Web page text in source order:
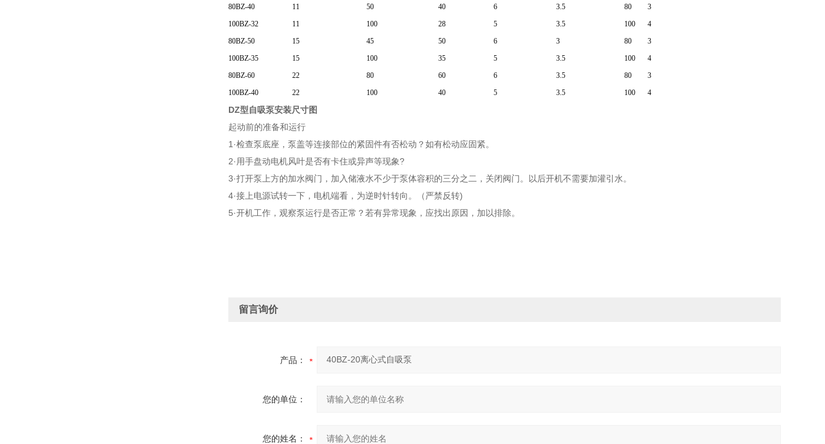
80BZ-40
11 50 40 6 3.5 80
3
100BZ-32
11 100 28 5 3.5 100
4
80BZ-50
15 45 50 6 3 80
3
100BZ-35
15 100 35 5 3.5 100
4
80BZ-60
22 80 60 6 3.5 80
3
100BZ-40
22 100 40 5 3.5 100 4
DZ型自吸泵安装尺寸图
起动前的准备和运行
1·检查泵底座，泵盖等连接部位的紧固件有否松动？如有松动应固紧。
2·用手盘动电机风叶是否有卡住或异声等现象?
3·打开泵上方的加水阀门，加入储液水不少于泵体容积的三分之二，关闭阀门。以后开机不需要加灌引水。
4·接上电源试转一下，电机端看，为逆时针转向。（严禁反转)
5·开机工作，观察泵运行是否正常？若有异常现象，应找出原因，加以排除。
留言询价
产品：
您的单位：
您的姓名：